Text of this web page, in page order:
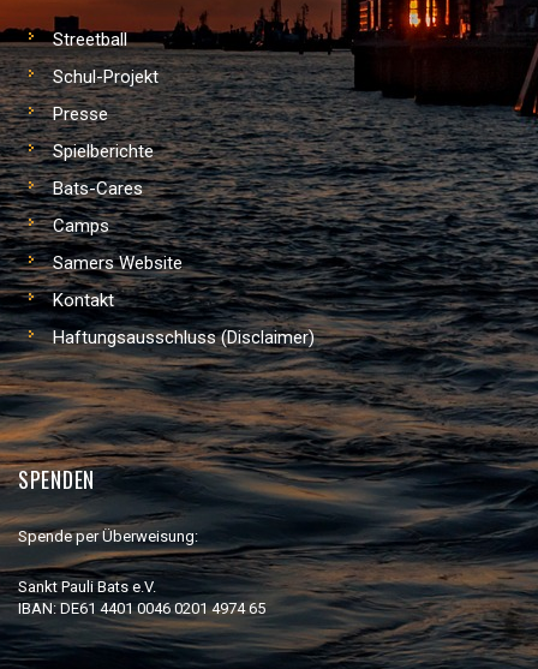
Streetball
Schul-Projekt
Presse
Spielberichte
Bats-Cares
Camps
Samers Website
Kontakt
Haftungsausschluss (Disclaimer)
SPENDEN
Spende per Überweisung:
Sankt Pauli Bats e.V.
IBAN: DE61 4401 0046 0201 4974 65